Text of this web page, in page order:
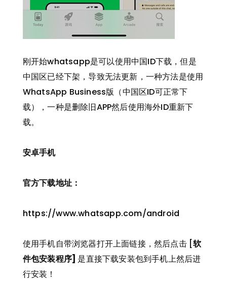
刚开始whatsapp是可以使用中国ID下载，但是
中国区已经下架，导致无法更新，一种方法是使用
WhatsApp Business版（中国区ID可正常下
载），一种是删除旧APP然后使用海外ID重新下
载。
安卓手机
官方下载地址：
https://www.whatsapp.com/android
使用手机自带浏览器打开上面链接，然后点击 [软
件包安装程序] 是直接下载安装包到手机上然后进
行安装！